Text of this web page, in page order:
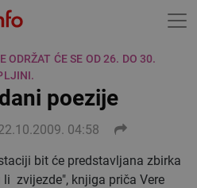
ODRŽAT ĆE SE OD 26. DO 30.
poezije
04:58
bit će predstavljana zbirka
zvijezde", knjiga priča Vere